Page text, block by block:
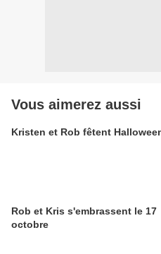
Vous aimerez aussi
Kristen et Rob fêtent
Rob et Kris s'embrassent le 17
octobre